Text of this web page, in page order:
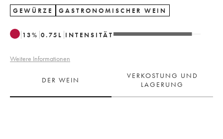
GEWÜRZE GASTRONOMISCHER WEIN
13% 0.75 L INTENSITÄT
Weitere Informationen
DER WEIN
VERKOSTUNG UND
LAGERUNG